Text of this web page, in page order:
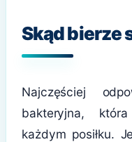
Skąd bierze
Najczęściej
bakteryjna,
każdym posiłku.